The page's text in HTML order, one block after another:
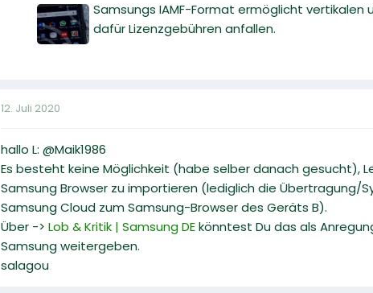
Samsungs IAMF-Format ermöglicht vertikalen
dafür Lizenzgebühren anfallen.
12. Juli 2020
hallo L: @Maik1986
Es besteht keine Möglichkeit (habe selber danach gesucht),
Samsung Browser zu importieren (lediglich die Übertragung/
Samsung Cloud zum Samsung-Browser des Geräts B).
Über -> Lob & Kritik | Samsung DEkönntest Du das als
Samsung weitergeben.
salagou